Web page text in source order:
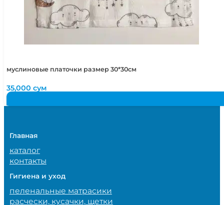
муслиновые платочки размер 30*30см
35,000сум
Главная
каталог
контакты
Гигиена и уход
пеленальные матрасики
расчески, кусачки, щетки